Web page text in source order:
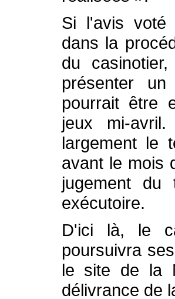
Si l'avis voté
dans la
du
présenter
pourrait être
jeux mi-
largement le
avant le mois
jugement du
exécutoire.
D'ici là, le
poursuivra
le site de la
délivrance de